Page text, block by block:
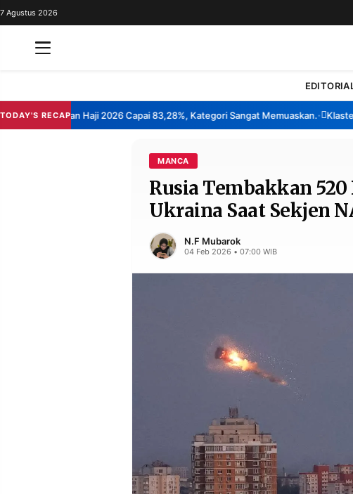
REDAKSI
7 Agustus 2026
TODAY'S RECAP
Layanan Haji 2026 Capai 83,28%, Kategori Sangat Memuaskan.• Klaster
MANCA
Rusia Tembakkan
Ukraina Saat Sekjen
N.F Mubarok
04 Feb 2026 • 07:00 WIB